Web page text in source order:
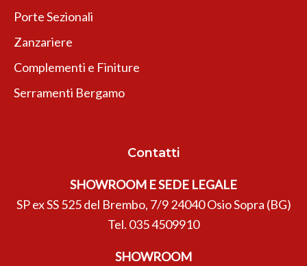
Porte Sezionali
Zanzariere
Complementi e Finiture
Serramenti Bergamo
Contatti
SHOWROOM E SEDE LEGALE
SP ex SS 525 del Brembo, 7/9 24040 Osio Sopra (BG)
Tel. 035 4509910
SHOWROOM